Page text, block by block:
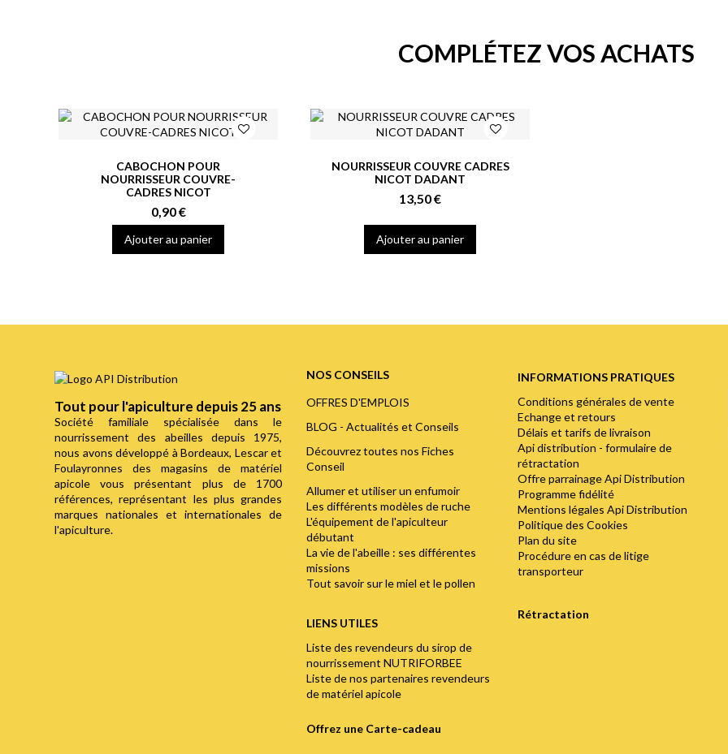
COMPLÉTEZ VOS ACHATS
CABOCHON POUR
NOURRISSEUR COUVRE-
CADRES NICOT
0,90 €
Ajouter au panier
NOURRISSEUR COUVRE CADRES
NICOT DADANT
13,50 €
Ajouter au panier
Tout pour l'apiculture depuis 25 ans
Société familiale spécialisée dans le
nourrissement des abeilles depuis 1975,
nous avons développé à Bordeaux, Lescar et
Foulayronnes des magasins de matériel
apicole vous présentant plus de 1700
références, représentant les plus grandes
marques nationales et internationales de
l'apiculture.
NOS CONSEILS
OFFRES D'EMPLOIS
BLOG - Actualités et Conseils
Découvrez toutes nos Fiches
Conseil
Allumer et utiliser un enfumoir
Les différents modèles de ruche
L'équipement de l'apiculteur
débutant
La vie de l'abeille : ses différentes
missions
Tout savoir sur le miel et le pollen
LIENS UTILES
Liste des revendeurs du sirop de
nourrissement NUTRIFORBEE
Liste de nos partenaires revendeurs
de matériel apicole
Offrez une Carte-cadeau
INFORMATIONS PRATIQUES
Conditions générales de vente
Echange et retours
Délais et tarifs de livraison
Api distribution - formulaire de
rétractation
Offre parrainage Api Distribution
Programme fidélité
Mentions légales Api Distribution
Politique des Cookies
Plan du site
Procédure en cas de litige
transporteur
Rétractation